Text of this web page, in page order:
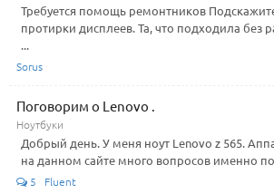
Требуется помощь ремонтников
протирки дисплеев. Та, что подходила без
...
Sorus
Поговорим о Lenovo .
Ноутбуки
Добрый день. У меня ноут Lenovo z 565.
на данном сайте много вопросов именно
5 Fluent